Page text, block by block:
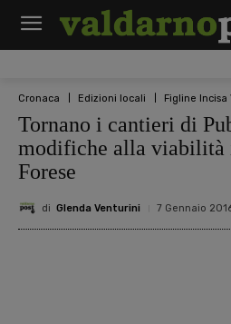
Cronaca Edizioni locali Figline Incisa
Tornano i cantieri di
modifiche alla viabilità
Forese
di Glenda Venturini 7 Gennaio